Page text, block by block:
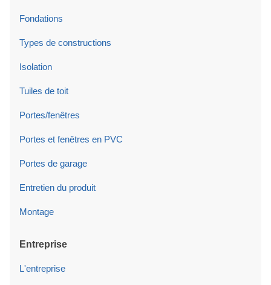
Fondations
Types de constructions
Isolation
Tuiles de toit
Portes/fenêtres
Portes et fenêtres en PVC
Portes de garage
Entretien du produit
Montage
Entreprise
L'entreprise